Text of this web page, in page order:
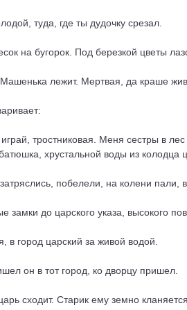
туда, где ты дудочку срезал.
на бугорок. Под березкой цветы
лежит. Мертвая, да краше
тростниковая. Меня сестры в
хрустальной воды из колодца
побелели, на колени пали,
замки до царского указа, высокого
в город царский за живой водой.
он в тот город, ко дворцу пришел.
сходит. Старик ему земно